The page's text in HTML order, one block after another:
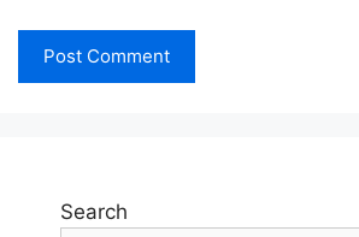
Search